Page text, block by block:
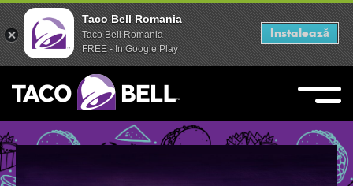
Taco Bell
Live Mas
Taco Bell Romania
Taco Bell Romania
FREE - In Google Play
Instalează
Taco Bell Romania
Taco Bell Romania
FREE - In Google Play
Instalează